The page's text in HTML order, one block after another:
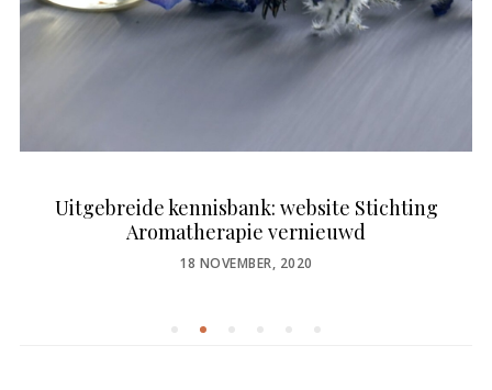
Uitgebreide kennisbank: website Stichting
Aromatherapie vernieuwd
POSTED
18 NOVEMBER, 2020